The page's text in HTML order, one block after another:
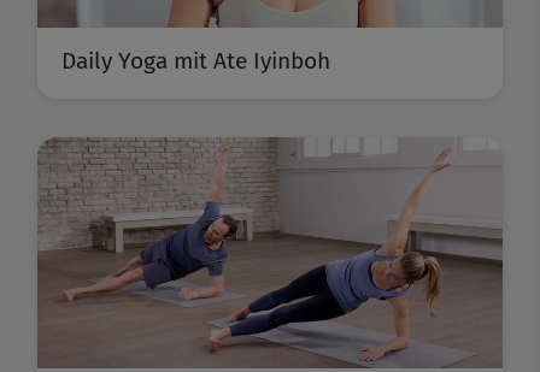
Daily Yoga mit Ate Iyinboh